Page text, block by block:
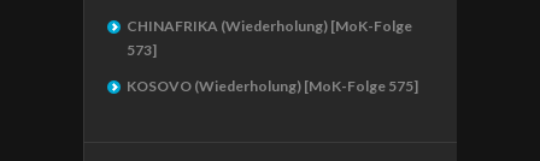
CHINAFRIKA (Wiederholung) [MoK-Folge
573]
KOSOVO (Wiederholung) [MoK-Folge 575]